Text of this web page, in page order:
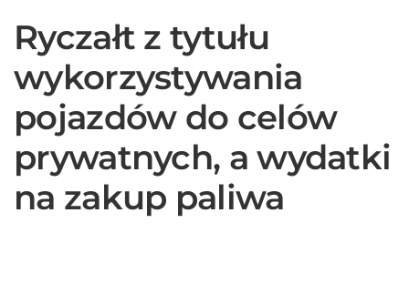
Ryczałt z tytułu
wykorzystywania
pojazdów do celów
prywatnych, a wydatki
na zakup paliwa